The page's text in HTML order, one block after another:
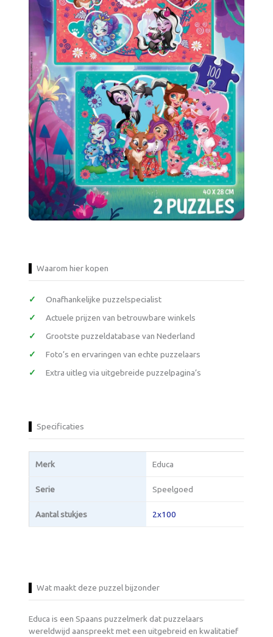
Waarom hier kopen
Onafhankelijke puzzelspecialist
Actuele prijzen van betrouwbare winkels
Grootste puzzeldatabase van Nederland
Foto’s en ervaringen van echte puzzelaars
Extra uitleg via uitgebreide puzzelpagina’s
Specificaties
Merk Educa
Serie Speelgoed
Aantal stukjes 2x100
Wat maakt deze puzzel bijzonder
Educa is een Spaans puzzelmerk dat puzzelaars
wereldwijd aanspreekt met een uitgebreid en kwalitatief